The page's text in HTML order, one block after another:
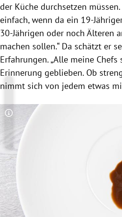
der Küche durchsetzen
einfach, wenn da ein 19-
30-Jährigen oder noch Älteren
machen sollen.“ Da schätzt er
Erfahrungen. „Alle meine
Erinnerung geblieben. Ob
nimmt sich von jedem etwas
Copyright-Hinweis öffnen/